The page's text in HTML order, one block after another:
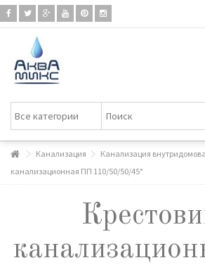
Канализация Канализация
канализационная ПП 110/50/50/45°